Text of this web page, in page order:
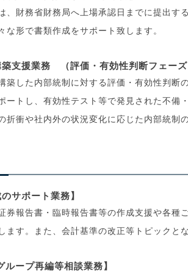
、財務省財務局へ上場承認日までに提出す
な形で書類作成をサポート致します。
築支援業務 （評価・有効性判断フェーズ
築した内部統制に対する評価・有効性判断
ートし、有効性テスト等で発見された不備
折衝や社内外の状況変化に応じた内部統制
サポート業務】
券報告書・臨時報告書等の作成支援や各種
ます。また、会計基準の改正等トピックと
ループ再編等相談業務】